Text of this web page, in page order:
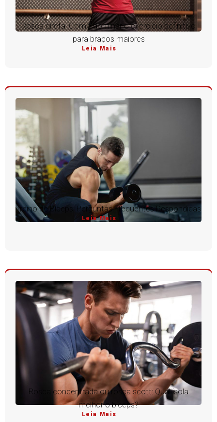
Rosca direta: Como dominar o exercício definitivo
para braços maiores
Leia Mais
Treino de Bíceps: Perguntas Frequentes Respondidas
Leia Mais
Rosca concentrada ou rosca scott: Qual isola
melhor o bíceps?
Leia Mais